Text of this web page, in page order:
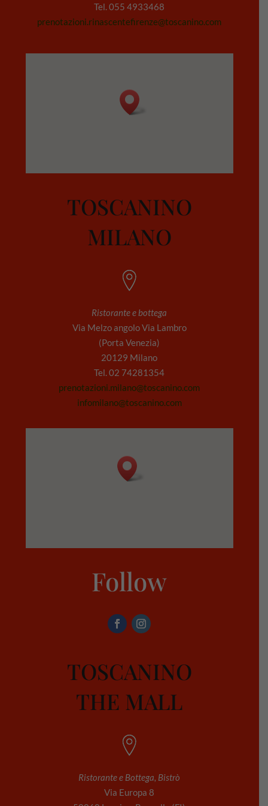
Tel. 055 4933468
prenotazioni.rinascentefirenze@toscanino.com
TOSCANINO
MILANO
Ristorante e bottega
Via Melzo angolo Via Lambro
(Porta Venezia)
20129 Milano
Tel. 02 74281354
prenotazioni.milano@toscanino.com
infomilano@toscanino.com
Follow
TOSCANINO
THE MALL
Ristorante e Bottega, Bistrò
Via Europa 8